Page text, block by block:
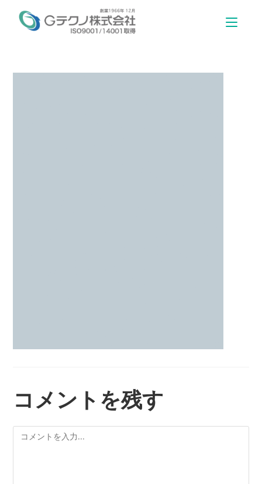
コメントを残す